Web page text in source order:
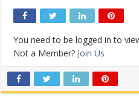
You need to be logged in to
Not a Member? Join Us